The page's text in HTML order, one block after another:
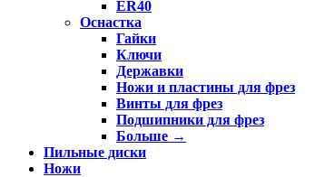
ER40
Оснастка
Гайки
Ключи
Державки
Ножи и пластины для фрез
Винты для фрез
Подшипники для фрез
Больше →
Пильные диски
Ножи